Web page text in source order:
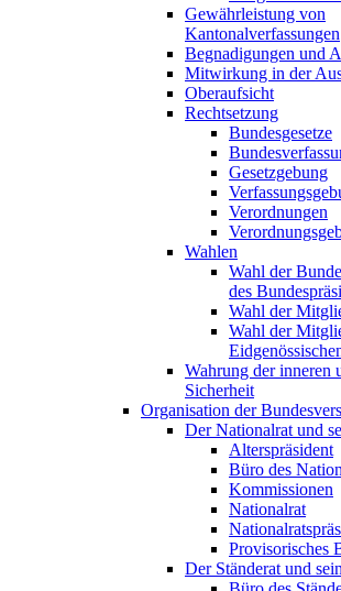
Gewährleistung von
Kantonalverfassungen
Begnadigungen und
Mitwirkung in der
Oberaufsicht
Rechtsetzung
Bundesgesetze
Gesetzgebung
Verordnungen
Wahlen
Wahl der
des
Wahl der
Wahl der
Wahrung der inneren
Sicherheit
Organisation der
Der Nationalrat und
Alterspräsident
Büro des
Kommissionen
Nationalrat
Provisorisches
Der Ständerat und